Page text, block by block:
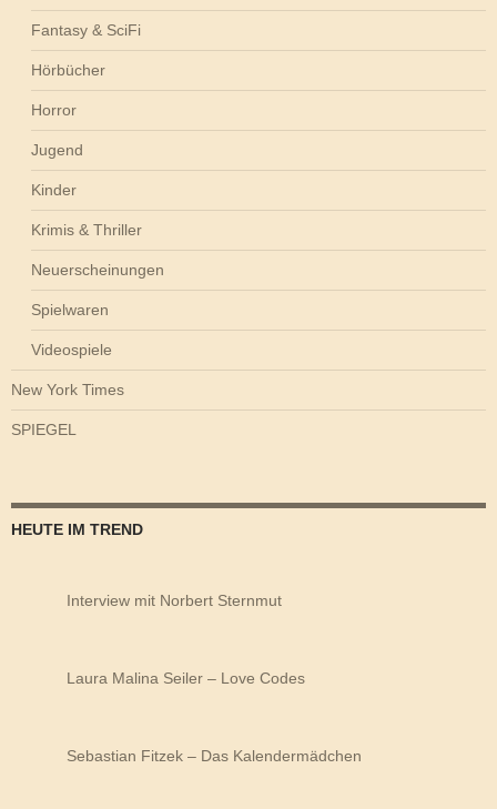
Fantasy & SciFi
Hörbücher
Horror
Jugend
Kinder
Krimis & Thriller
Neuerscheinungen
Spielwaren
Videospiele
New York Times
SPIEGEL
HEUTE IM TREND
Interview mit Norbert Sternmut
Laura Malina Seiler – Love Codes
Sebastian Fitzek – Das Kalendermädchen